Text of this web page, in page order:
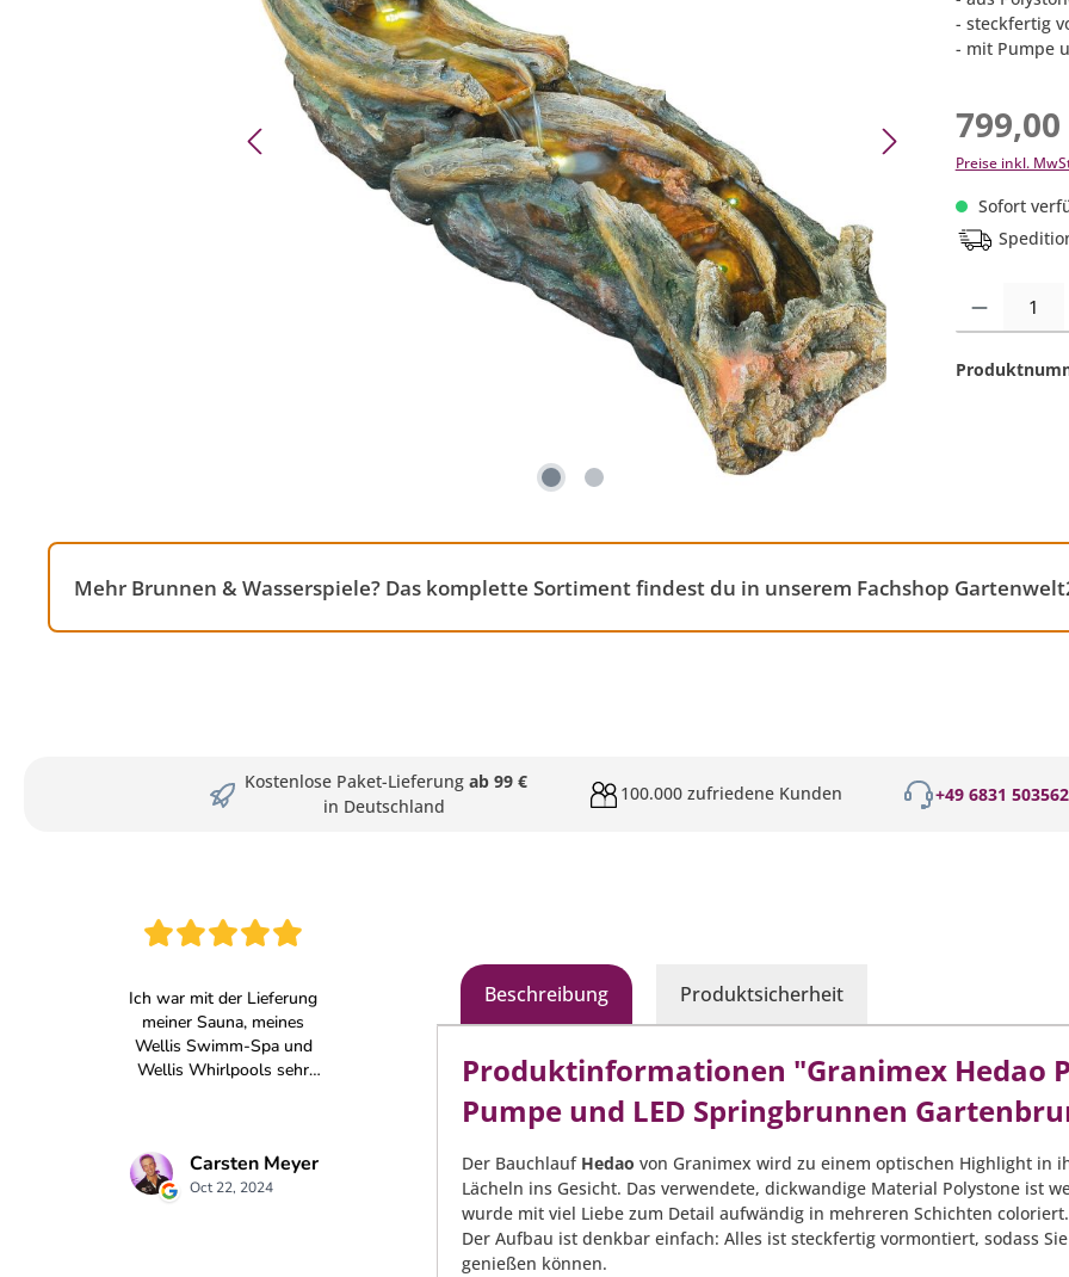
- steckfertig
- mit Pumpe
Preise inkl.
Sofort
Produkt
Mehr Brunnen & Wasserspiele? Das komplette Sortiment findest du in unserem Fachshop
Kostenlose Paket-Lieferung ab 99 €
in Deutschland
100.000 zufriedene Kunden +49 6831
Beschreibung Produktsicherheit
Produktinformationen "Granimex Hedao
Pumpe und LED Springbrunnen
Der Bauchlauf Hedao von Granimex wird zu einem optischen Highlight in
Lächeln ins Gesicht. Das verwendete, dickwandige Material Polystone ist
wurde mit viel Liebe zum Detail aufwändig in mehreren Schichten coloriert.
Der Aufbau ist denkbar einfach: Alles ist steckfertig vormontiert, sodass
genießen können.